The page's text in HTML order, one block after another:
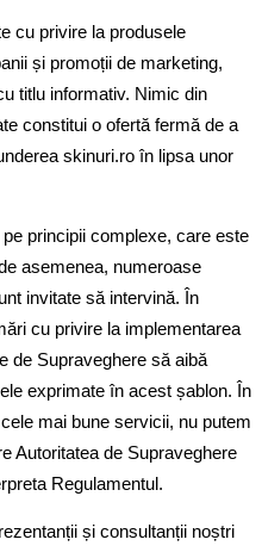
cu privire la produsele
și promoții de marketing,
titlu informativ. Nimic din
constitui o ofertă fermă de a
skinuri.ro în lipsa unor
principii complexe, care este
asemenea, numeroase
invitate să intervină. În
cu privire la implementarea
de Supraveghere să aibă
exprimate în acest șablon. În
mai bune servicii, nu putem
Autoritatea de Supraveghere
Regulamentul.
și consultanții noștri